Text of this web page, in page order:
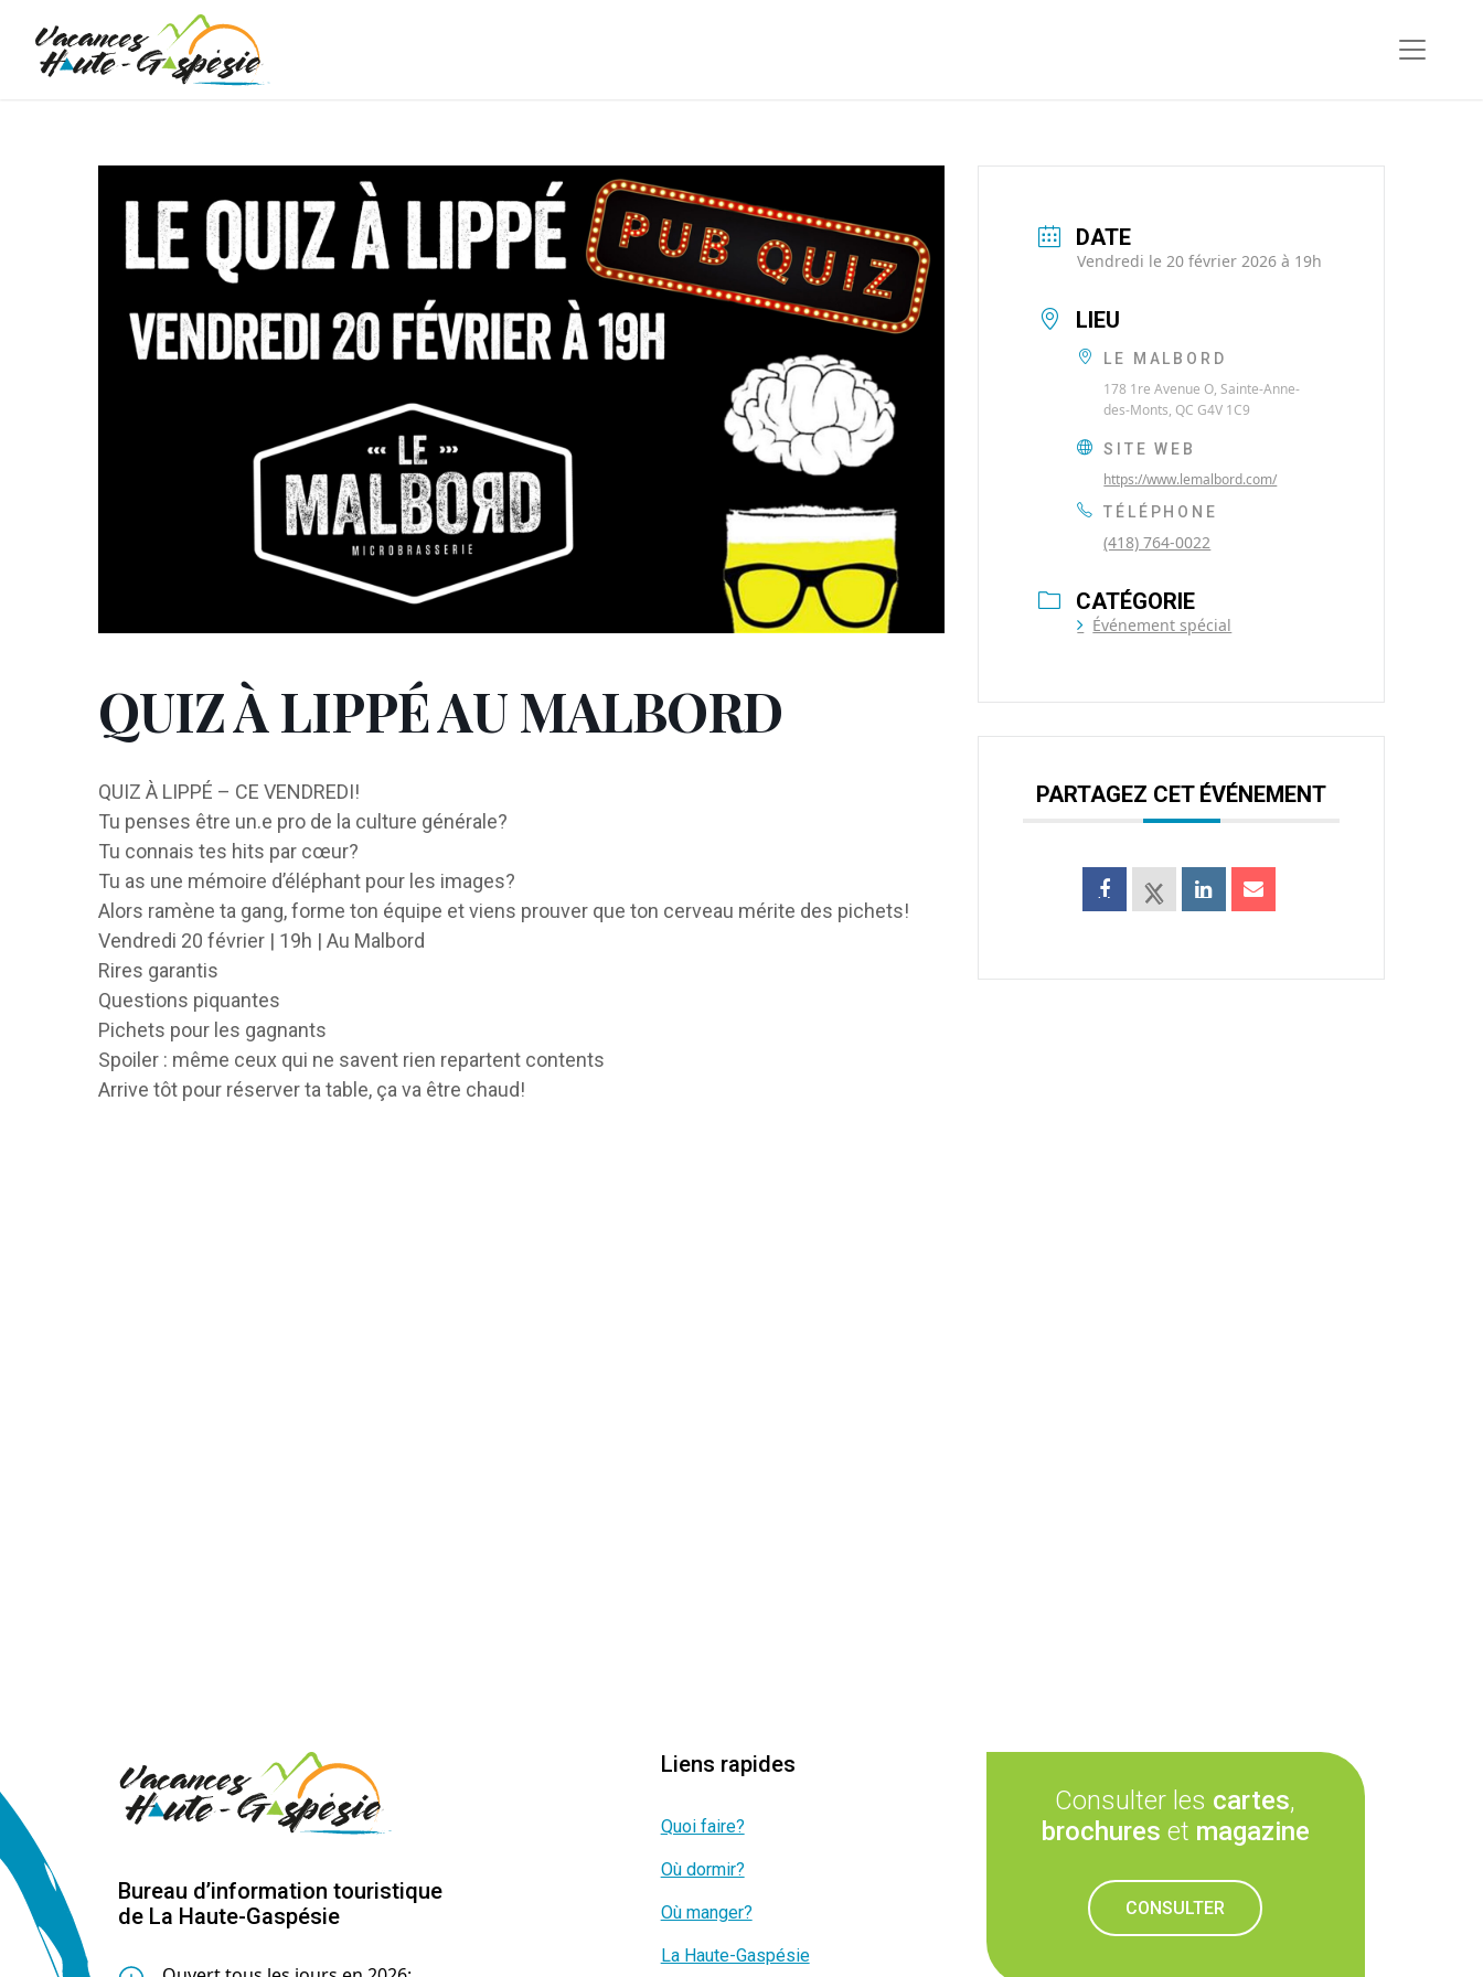
QUIZ À LIPPÉ AU MALBORD
QUIZ À LIPPÉ – CE VENDREDI!
Tu penses être un.e pro de la culture générale?
Tu connais tes hits par cœur?
Tu as une mémoire d’éléphant pour les images?
Alors ramène ta gang, forme ton équipe et viens prouver que ton cerveau mérite des pichets!
Vendredi 20 février | 19h | Au Malbord
Rires garantis
Questions piquantes
Pichets pour les gagnants
Spoiler : même ceux qui ne savent rien repartent contents
Arrive tôt pour réserver ta table, ça va être chaud!
DATE
Vendredi le 20 février 2026 à 19h
LIEU
LE MALBORD
178 1re Avenue O, Sainte-Anne-
des-Monts, QC G4V 1C9
SITE WEB
https://www.lemalbord.com/
TÉLÉPHONE
(418) 764-0022
CATÉGORIE
Événement spécial
PARTAGEZ CET ÉVÉNEMENT
Bureau d’information touristique
de La Haute-Gaspésie
Liens rapides
Quoi faire?
Où dormir?
Où manger?
La Haute-Gaspésie
Consulter les cartes,
brochures et magazine
CONSULTER